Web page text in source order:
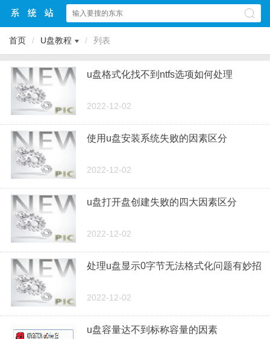
首页 / U盘教程 / 列表
u盘格式化找不到ntfs选项如何处理
2022-12-02
使用u盘安装系统失败的因素区分
2022-12-02
u盘打开盘创建失败的四大因素区分
2022-12-02
处理u盘显示0字节无法格式化问题有妙招
2022-12-02
u盘容量达不到标称容量的因素